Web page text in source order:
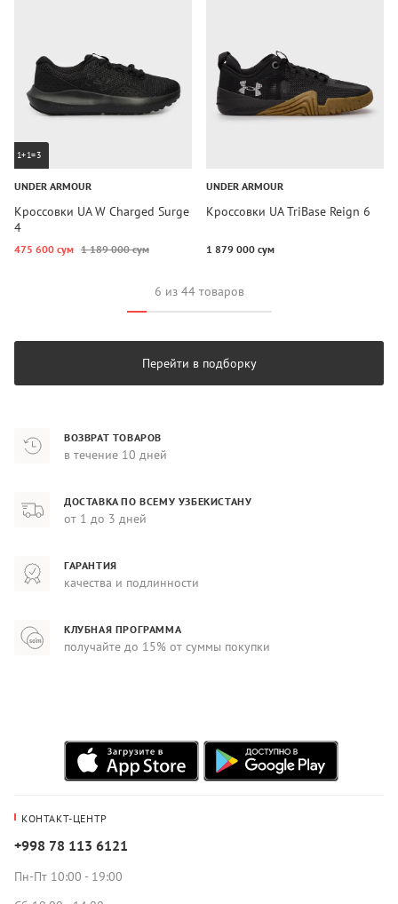
1+1=3
UNDER ARMOUR
Кроссовки UA W Charged Surge
4
475 600 сум 1 189 000 сум
UNDER ARMOUR
Кроссовки UA TriBase Reign 6
1 879 000 сум
6 из 44 товаров
Перейти в подборку
ВОЗВРАТ ТОВАРОВ
в течение 10 дней
ДОСТАВКА ПО ВСЕМУ УЗБЕКИСТАНУ
от 1 до 3 дней
ГАРАНТИЯ
качества и подлинности
КЛУБНАЯ ПРОГРАММА
получайте до 15% от суммы покупки
КОНТАКТ-ЦЕНТР
+998 78 113 6121
Пн-Пт 10:00 - 19:00